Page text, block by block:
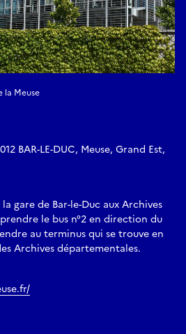
la Meuse
BAR-LE-DUC, Meuse, Grand Est,
gare de Bar-le-Duc aux Archives
le bus n°2 en direction du
au terminus qui se trouve en
Archives départementales.